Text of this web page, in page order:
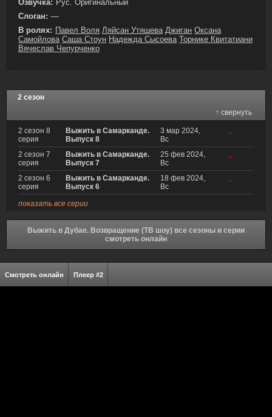
Озвучка: Рус. Оригинальный
Слоган: —
В ролях: Павел Воля Ляйсан Утяшева Джиган Оксана
Самойлова Саша Стоун Надежда Сысоева Торнике Квитатиани
Вячеслав Чепурченко
2 сезон
↑ свернуть
2 сезон 8
серия
Выжить в Самарканде.
Выпуск 8
3 мар 2024,
Вс
*
2 сезон 7
серия
Выжить в Самарканде.
Выпуск 7
25 фев 2024,
Вс
*
2 сезон 6
серия
Выжить в Самарканде.
Выпуск 6
18 фев 2024,
Вс
*
показать все серии
Выжить в Дубае. Возвращение (ТВ шоу) все сезоны и серии
смотреть онлайн
Смотреть онлайн Плеер #2